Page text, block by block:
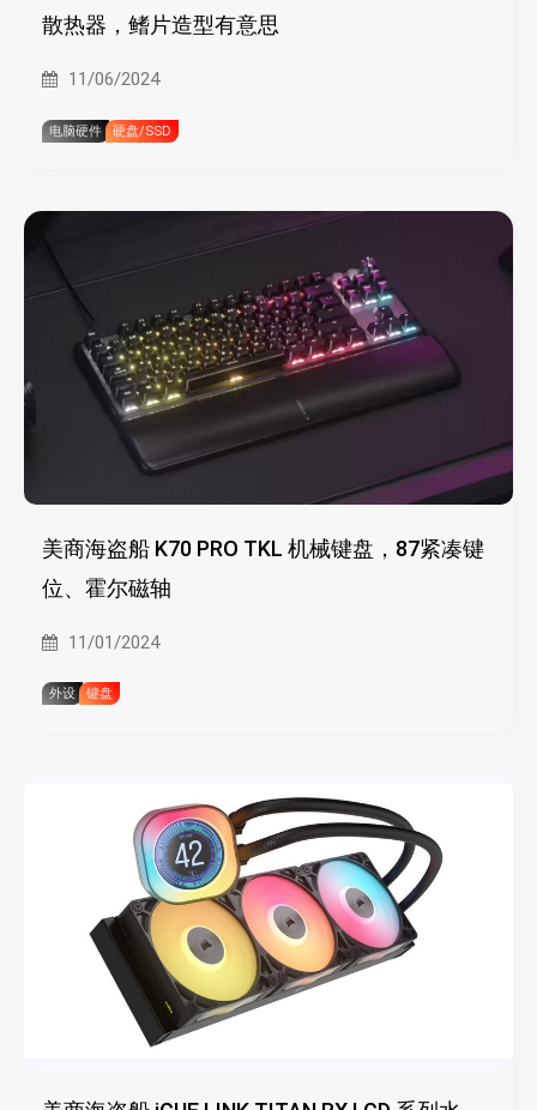
散热器，鳍片造型有意思
11/06/2024
电脑硬件 硬盘/SSD
美商海盗船 K70 PRO TKL 机械键盘，87紧凑键
位、霍尔磁轴
11/01/2024
外设 键盘